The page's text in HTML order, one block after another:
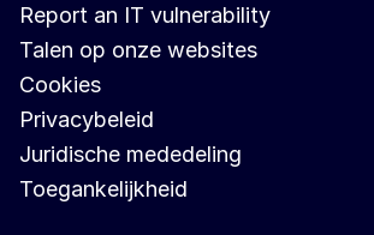
Report an IT vulnerability
Talen op onze websites
Cookies
Privacybeleid
Juridische mededeling
Toegankelijkheid